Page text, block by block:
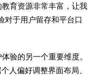
育资源非常丰富，让我
对于用户留存和平台口
验的另一个重要维度。
人偏好调整界面布局、